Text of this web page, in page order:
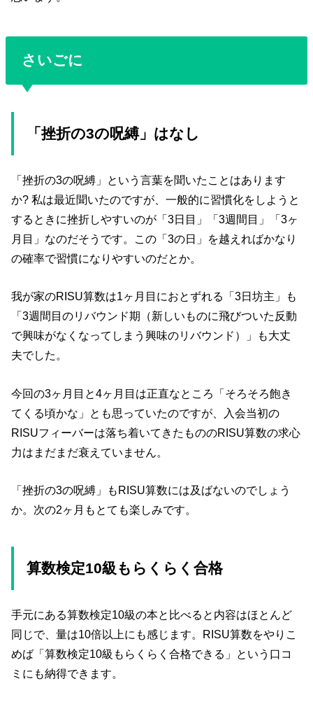
さいごに
「挫折の3の呪縛」はなし
「挫折の3の呪縛」という言葉を聞いたことはあります
か? 私は最近聞いたのですが、一般的に習慣化をしようと
するときに挫折しやすいのが「3日目」「3週間目」「3ヶ
月目」なのだそうです。この「3の日」を越えればかなり
の確率で習慣になりやすいのだとか。
我が家のRISU算数は1ヶ月目におとずれる「3日坊主」も
「3週間目のリバウンド期（新しいものに飛びついた反動
で興味がなくなってしまう興味のリバウンド）」も大丈
夫でした。
今回の3ヶ月目と4ヶ月目は正直なところ「そろそろ飽き
てくる頃かな」とも思っていたのですが、入会当初の
RISUフィーバーは落ち着いてきたもののRISU算数の求心
力はまだまだ衰えていません。
「挫折の3の呪縛」もRISU算数には及ばないのでしょう
か。次の2ヶ月もとても楽しみです。
算数検定10級もらくらく合格
手元にある算数検定10級の本と比べると内容はほとんど
同じで、量は10倍以上にも感じます。RISU算数をやりこ
めば「算数検定10級もらくらく合格できる」という口コ
ミにも納得できます。